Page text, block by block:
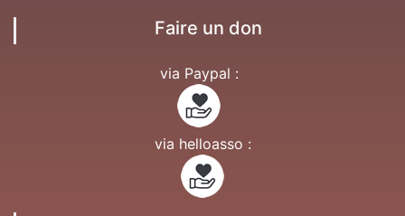
Faire un don
via Paypal :
via helloasso :